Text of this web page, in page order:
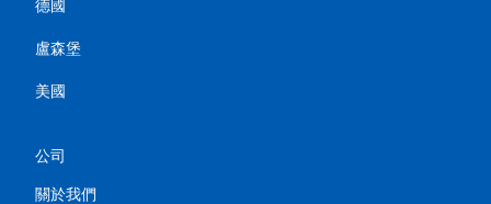
德國
盧森堡
美國
公司
關於我們